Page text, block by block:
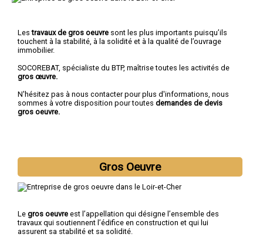
Lestravaux de gros oeuvre sont les plus importants puisqu’ils
touchent à la stabilité, à la solidité et à la qualité de l’ouvrage
immobilier.
SOCOREBAT, spécialiste du BTP, maîtrise toutes les activités de
gros œuvre.
N'hésitez pas à nous contacter pour plus d'informations, nous
sommes à votre disposition pour toutes demandes de devis
gros oeuvre.
Gros Oeuvre
Le gros oeuvre est l’appellation qui désigne l’ensemble des
travaux qui soutiennent l’édifice en construction et qui lui
assurent sa stabilité et sa solidité.